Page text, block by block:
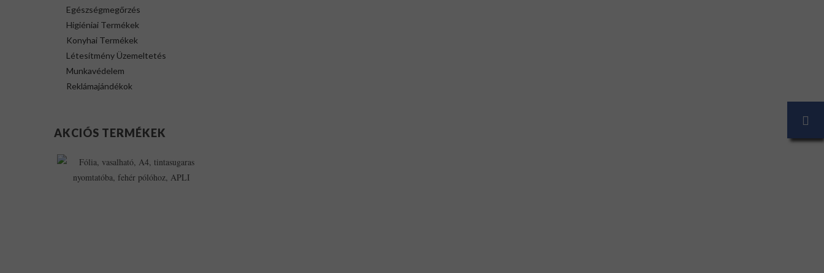
Egészségmegőrzés
Higiéniai Termékek
Konyhai Termékek
Létesítmény Üzemeltetés
Munkavédelem
Reklámajándékok
AKCIÓS TERMÉKEK